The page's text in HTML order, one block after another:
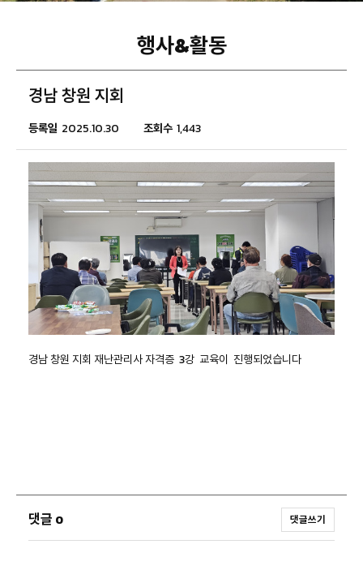
행사&활동
경남 창원 지회
등록일 2025.10.30 조회수 1,443
경남 창원 지회 재난관리사 자격증 3강 교육이 진행되었습니다
댓글 0 댓글쓰기